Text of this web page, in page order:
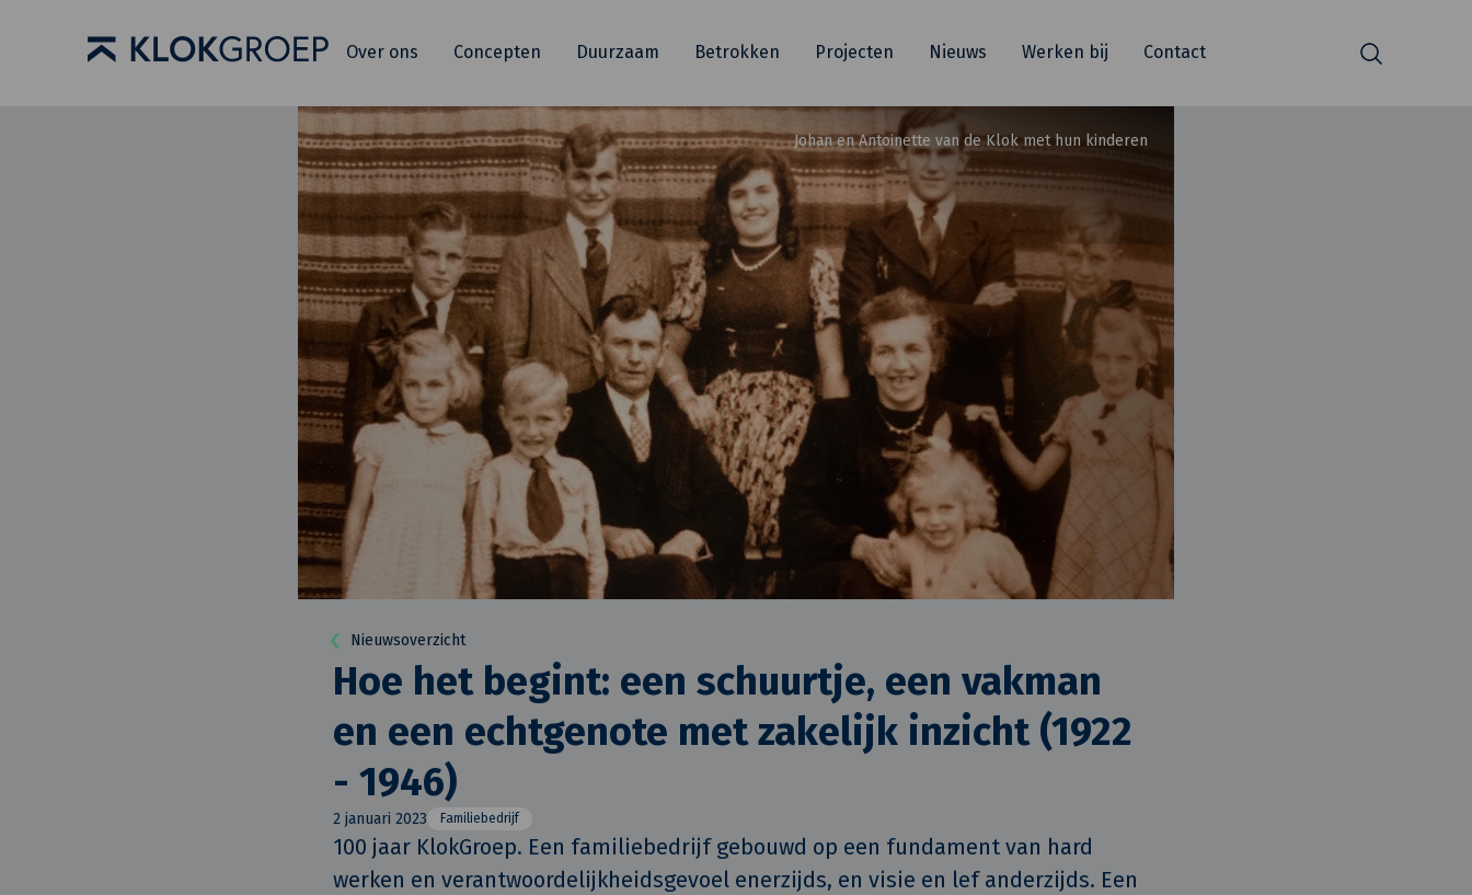
Over ons Concepten Duurzaam Betrokken Projecten Nieuws Werken bij Contact Zoeken
Johan en Antoinette van de Klok met hun kinderen
Nieuwsoverzicht
Hoe het begint: een schuurtje, een vakman
en een echtgenote met zakelijk inzicht (1922
- 1946)
2 januari 2023 Familiebedrijf
100 jaar KlokGroep. Een familiebedrijf gebouwd op een fundament van hard
werken en verantwoordelijkheidsgevoel enerzijds, en visie en lef anderzijds. Een